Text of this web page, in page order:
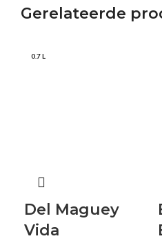
Gerelateerde
0.7 L
Del Maguey
Vida